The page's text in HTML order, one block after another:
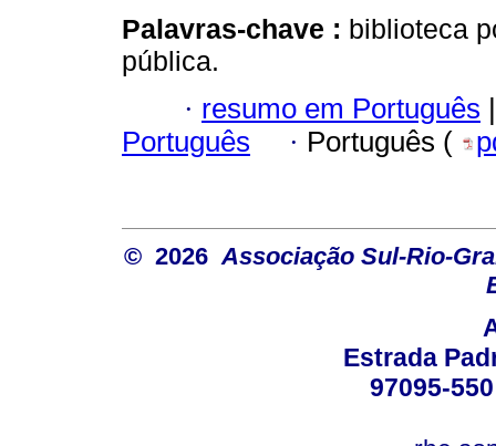
Palavras-chave : biblioteca
pública.
· resumo em Português |
Português
· Português (
© 2026 Associação Sul-Rio-
Estrada
97095-